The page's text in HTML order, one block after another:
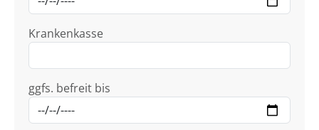
Krankenkasse
ggfs. befreit bis